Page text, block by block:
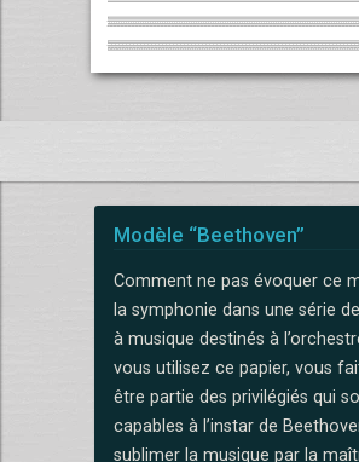
Modèle “Beethoven”
Comment ne pas évoquer ce
la symphonie dans une série
à musique destinés à
vous utilisez ce papier, vous
être partie des privilégiés qui
capables à l’instar de
sublimer la musique par la